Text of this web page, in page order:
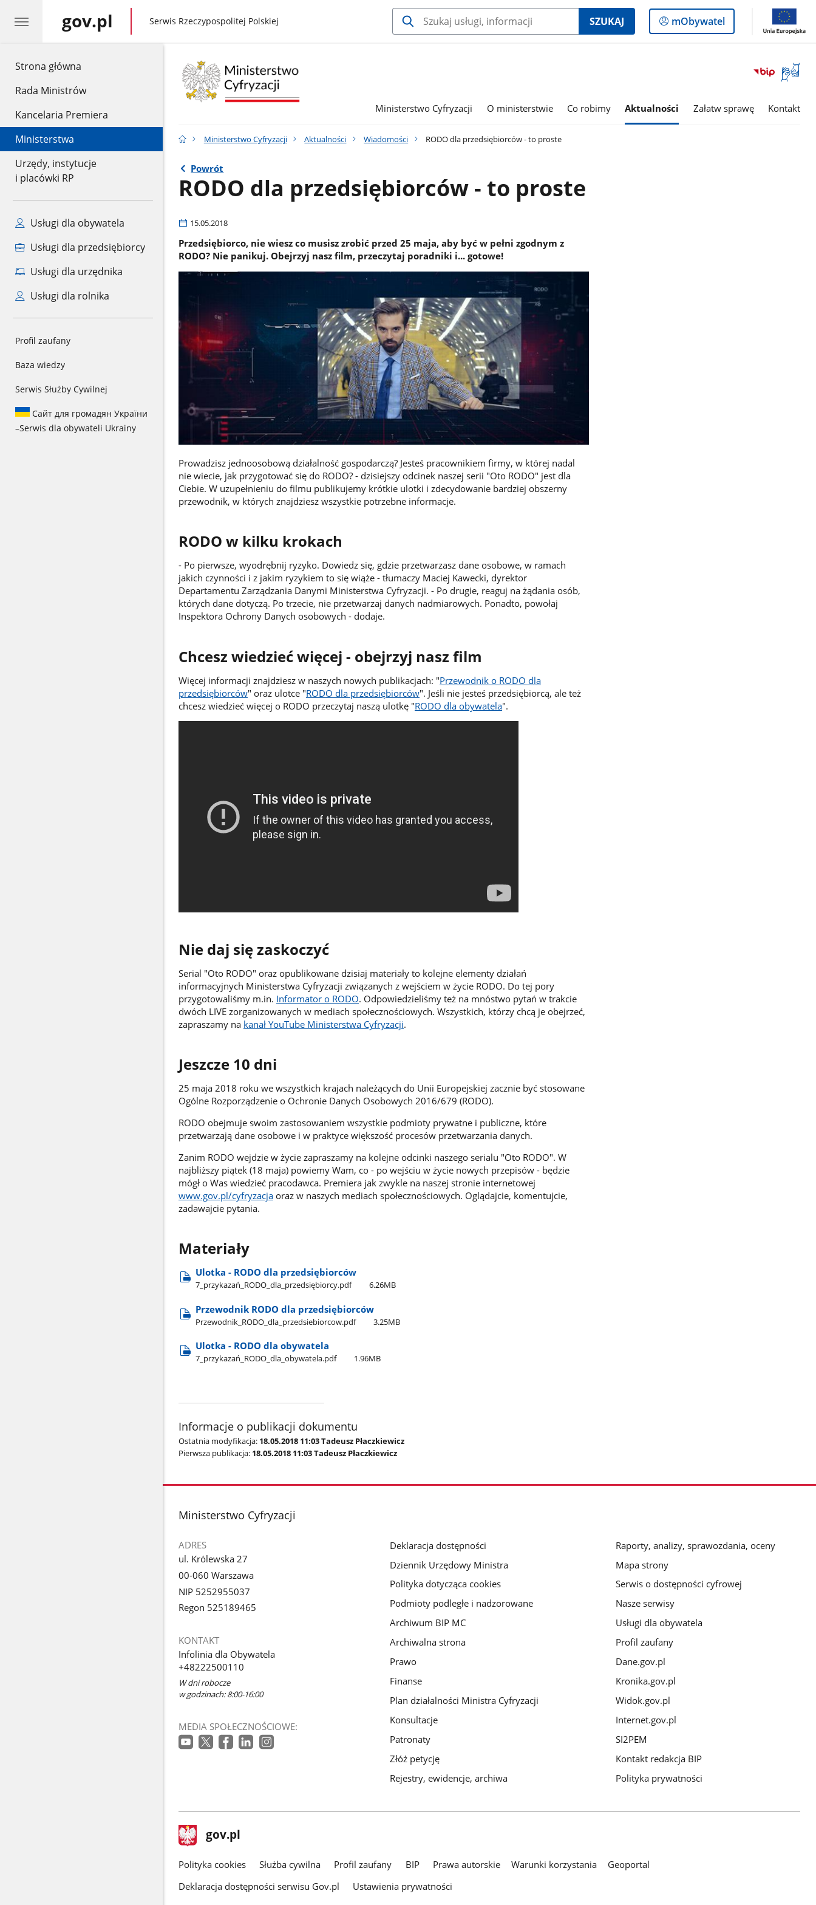
Strona główna
Rada Ministrów
Kancelaria Premiera
Ministerstwa
Urzędy, instytucje
i placówki RP
Usługi dla obywatela
Usługi dla przedsiębiorcy
Usługi dla urzędnika
Usługi dla rolnika
Profil zaufany
Baza wiedzy
Serwis Służby Cywilnej
Сайт для громадян України
–Serwis dla obywateli Ukrainy
gov.pl gov.pl
Serwis Rzeczypospolitej Polskiej SZUKAJ
Logowanie
do
mObywatel
Otwórz
okno
Ministerstwo Cyfryzacji O ministerstwie Co robimy Aktualności Załatw sprawę Kontakt
Ministerstwo Cyfryzacji Aktualności Wiadomości RODO dla przedsiębiorców - to proste
Powrót
RODO dla przedsiębiorców - to proste
15.05.2018
Przedsiębiorco, nie wiesz co musisz zrobić przed 25 maja, aby być w pełni zgodnym z
RODO? Nie panikuj. Obejrzyj nasz film, przeczytaj poradniki i... gotowe!
Prowadzisz jednoosobową działalność gospodarczą? Jesteś pracownikiem firmy, w której nadal
nie wiecie, jak przygotować się do RODO? - dzisiejszy odcinek naszej serii "Oto RODO" jest dla
Ciebie. W uzupełnieniu do filmu publikujemy krótkie ulotki i zdecydowanie bardziej obszerny
przewodnik, w których znajdziesz wszystkie potrzebne informacje.
RODO w kilku krokach
- Po pierwsze, wyodrębnij ryzyko. Dowiedz się, gdzie przetwarzasz dane osobowe, w ramach
jakich czynności i z jakim ryzykiem to się wiąże - tłumaczy Maciej Kawecki, dyrektor
Departamentu Zarządzania Danymi Ministerstwa Cyfryzacji. - Po drugie, reaguj na żądania osób,
których dane dotyczą. Po trzecie, nie przetwarzaj danych nadmiarowych. Ponadto, powołaj
Inspektora Ochrony Danych osobowych - dodaje.
Chcesz wiedzieć więcej - obejrzyj nasz film
Więcej informacji znajdziesz w naszych nowych publikacjach: "Przewodnik o RODO dla
przedsiębiorców" oraz ulotce "RODO dla przedsiębiorców". Jeśli nie jesteś przedsiębiorcą, ale też
chcesz wiedzieć więcej o RODO przeczytaj naszą ulotkę "RODO dla obywatela".
Nie daj się zaskoczyć
Serial "Oto RODO" oraz opublikowane dzisiaj materiały to kolejne elementy działań
informacyjnych Ministerstwa Cyfryzacji związanych z wejściem w życie RODO. Do tej pory
przygotowaliśmy m.in. Informator o RODO. Odpowiedzieliśmy też na mnóstwo pytań w trakcie
dwóch LIVE zorganizowanych w mediach społecznościowych. Wszystkich, którzy chcą je obejrzeć,
zapraszamy na kanał YouTube Ministerstwa Cyfryzacji.
Jeszcze 10 dni
25 maja 2018 roku we wszystkich krajach należących do Unii Europejskiej zacznie być stosowane
Ogólne Rozporządzenie o Ochronie Danych Osobowych 2016/679 (RODO).
RODO obejmuje swoim zastosowaniem wszystkie podmioty prywatne i publiczne, które
przetwarzają dane osobowe i w praktyce większość procesów przetwarzania danych.
Zanim RODO wejdzie w życie zapraszamy na kolejne odcinki naszego serialu "Oto RODO". W
najbliższy piątek (18 maja) powiemy Wam, co - po wejściu w życie nowych przepisów - będzie
mógł o Was wiedzieć pracodawca. Premiera jak zwykle na naszej stronie internetowej
www.gov.pl/cyfryzacjaoraz w naszych mediach społecznościowych. Oglądajcie, komentujcie,
zadawajcie pytania.
Materiały
Ulotka - RODO dla przedsiębiorców
7​_przykazań​_RODO​_dla​_przedsiębiorcy.pdf 6.26MB
Przewodnik RODO dla przedsiębiorców
Przewodnik​_RODO​_dla​_przedsiebiorcow.pdf 3.25MB
Ulotka - RODO dla obywatela
7​_przykazań​_RODO​_dla​_obywatela.pdf 1.96MB
Informacje o publikacji dokumentu
Ostatnia modyfikacja: 18.05.2018 11:03 Tadeusz Płaczkiewicz
Pierwsza publikacja: 18.05.2018 11:03 Tadeusz Płaczkiewicz
stopka
Ministerstwo Cyfryzacji
ADRES
ul. Królewska 27
00-060 Warszawa
NIP 5252955037
Regon 525189465
KONTAKT
Infolinia dla Obywatela
+48222500110
W dni robocze
w godzinach: 8:00-16:00
MEDIA SPOŁECZNOŚCIOWE:
Deklaracja dostępności
Dziennik Urzędowy Ministra
Polityka dotycząca cookies
Podmioty podległe i nadzorowane
Archiwum BIP MC
Archiwalna strona
Prawo
Finanse
Plan działalności Ministra Cyfryzacji
Konsultacje
Patronaty
Złóż petycję
Rejestry, ewidencje, archiwa
Raporty, analizy, sprawozdania, oceny
Mapa strony
Serwis o dostępności cyfrowej
Nasze serwisy
Usługi dla obywatela
Profil zaufany
Dane.gov.pl
Kronika.gov.pl
Widok.gov.pl
Internet.gov.pl
SI2PEM
Kontakt redakcja BIP
Polityka prywatności
stopka
gov.pl Strona
gov.pl
gov.pl
Polityka cookies Służba cywilna Profil zaufany BIP Prawa autorskie Warunki korzystania
Geoportal
Deklaracja dostępności serwisu Gov.pl
Ustawienia prywatności